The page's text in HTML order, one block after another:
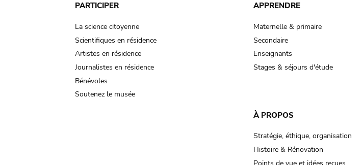
PARTICIPER
La science citoyenne
Scientifiques en résidence
Artistes en résidence
Journalistes en résidence
Bénévoles
Soutenez le musée
APPRENDRE
Maternelle & primaire
Secondaire
Enseignants
Stages & séjours d'étude
À PROPOS
Stratégie, éthique, organisation
Histoire & Rénovation
Points de vue et idées reçues